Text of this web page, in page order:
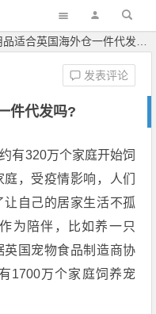
适合英国海外仓一件代发吗?
件代发吗?
发表评论
有320万个家庭开始饲
，受疫情影响，人们
自己的居家生活不孤
为陪伴，比如养一只
国宠物食品制造商协
1700万个家庭饲养宠